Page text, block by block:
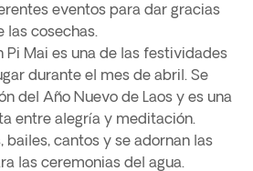
eventos para dar gracias
las cosechas.
Pi Mai es una de las festividades
durante el mes de abril. Se
del Año Nuevo de Laos y es una
entre alegría y meditación.
bailes, cantos y se adornan las
las ceremonias del agua.